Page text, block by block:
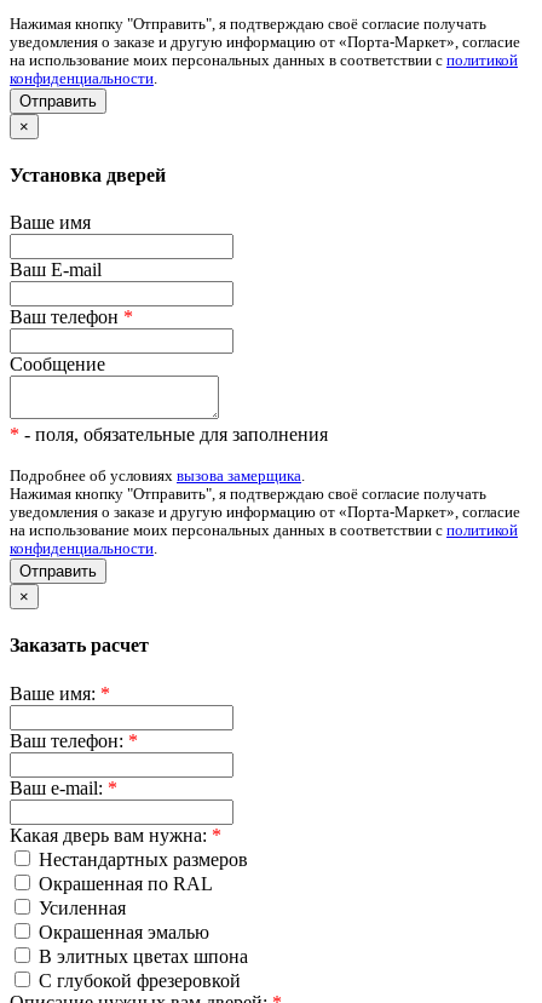
Нажимая кнопку "Отправить", я подтверждаю своё согласие получать
уведомления о заказе и другую информацию от «Порта-Маркет», согласие
на использование моих персональных данных в соответствии с политикой
конфиденциальности
×
Установка дверей
Ваше имя
Ваш E-mail
Ваш телефон *
Сообщение
* - поля, обязательные для заполнения
Подробнее об условиях вызова замерщика.
Нажимая кнопку "Отправить", я подтверждаю своё согласие получать
уведомления о заказе и другую информацию от «Порта-Маркет», согласие
на использование моих персональных данных в соответствии с политикой
конфиденциальности.
Отправить
×
Заказать расчет
Ваше имя: *
Ваш телефон: *
Ваш e-mail: *
Какая дверь вам нужна: *
Нестандартных размеров
Окрашенная по RAL
Усиленная
Окрашенная эмалью
В элитных цветах шпона
С глубокой фрезеровкой